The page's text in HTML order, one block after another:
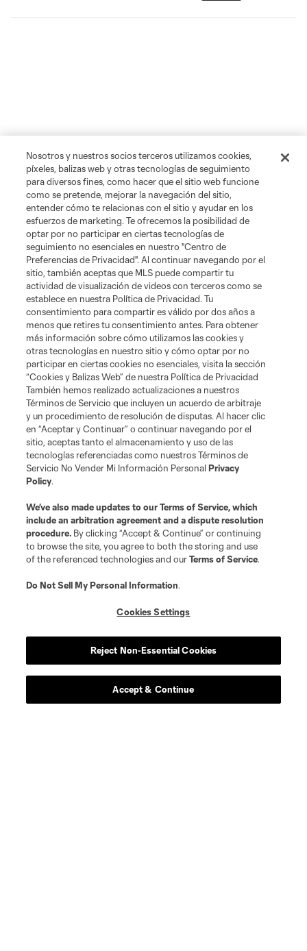
Nosotros y nuestros socios terceros utilizamos cookies,
píxeles, balizas web y otras tecnologías de seguimiento
para diversos fines, como hacer que el sitio web funcione
como se pretende, mejorar la navegación del sitio,
entender cómo te relacionas con el sitio y ayudar en los
esfuerzos de marketing. Te ofrecemos la posibilidad de
optar por no participar en ciertas tecnologías de
seguimiento no esenciales en nuestro "Centro de
Preferencias de Privacidad". Al continuar navegando por el
sitio, también aceptas que MLS puede compartir tu
actividad de visualización de videos con terceros como se
establece en nuestra Política de Privacidad. Tu
consentimiento para compartir es válido por dos años a
menos que retires tu consentimiento antes. Para obtener
más información sobre cómo utilizamos las cookies y
otras tecnologías en nuestro sitio y cómo optar por no
participar en ciertas cookies no esenciales, visita la sección
“Cookies y Balizas Web” de nuestra Política de Privacidad
También hemos realizado actualizaciones a nuestros
Términos de Servicio que incluyen un acuerdo de arbitraje
y un procedimiento de resolución de disputas. Al hacer clic
en “Aceptar y Continuar” o continuar navegando por el
sitio, aceptas tanto el almacenamiento y uso de las
tecnologías referenciadas como nuestros Términos de
Servicio No Vender Mi Información PersonalPrivacy
Policy.
We’ve also made updates to ourTerms of Service, which
include an arbitration agreement and a dispute resolution
procedure. By clicking “Accept & Continue” or continuing
to browse the site, you agree to both the storing and use
of the referenced technologies and ourTerms of Service.
Do Not Sell My Personal Information.
Cookies Settings
Reject Non-Essential Cookies
Accept & Continue